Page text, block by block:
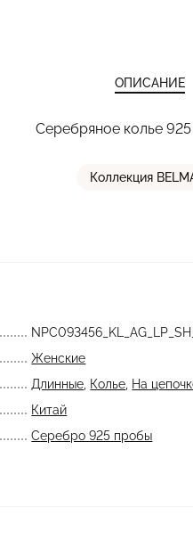
ОПИСАНИЕ
Серебряное колье
Коллекция
Женские
Длинные Колье На
Китай
Серебро 925 пробы